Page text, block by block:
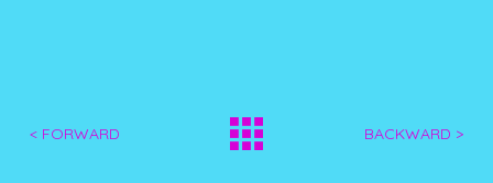
< FORWARD BACKWARD >